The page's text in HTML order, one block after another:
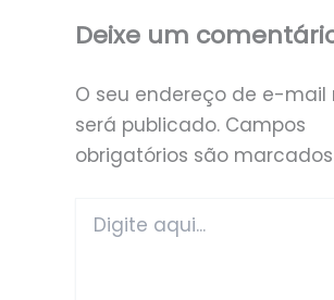
Deixe um
O seu endereço de e-mail
será publicado. Campos
obrigatórios são
aqui...